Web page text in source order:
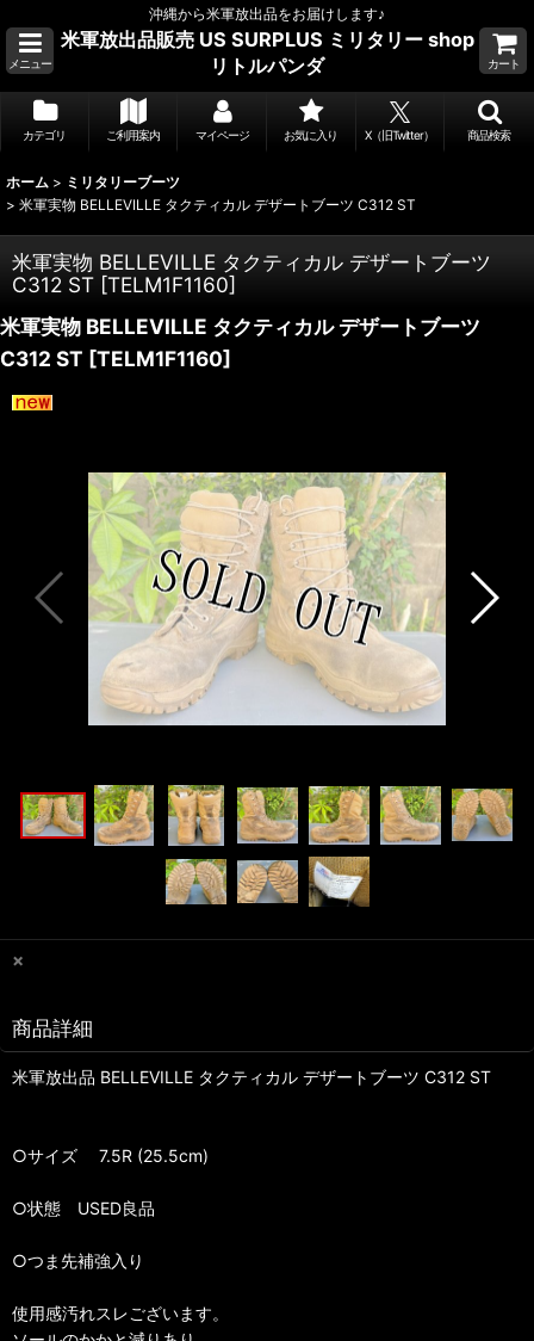
沖縄から米軍放出品をお届けします♪
メニュー
米軍放出品販売 US SURPLUS ミリタリー shop
リトルパンダ
カート
カテゴリ ご利用案内 マイページ お気に入り X（旧Twitter） 商品検索
ホーム > ミリタリーブーツ
> 米軍実物 BELLEVILLE タクティカル デザートブーツ C312 ST
米軍実物 BELLEVILLE タクティカル デザートブーツ
C312 ST [TELM1F1160]
米軍実物 BELLEVILLE タクティカル デザートブーツ
C312 ST [TELM1F1160]
×
商品詳細
米軍放出品 BELLEVILLE タクティカル デザートブーツ C312 ST
○サイズ 7.5R (25.5cm)
○状態 USED良品
○つま先補強入り
使用感汚れスレございます。